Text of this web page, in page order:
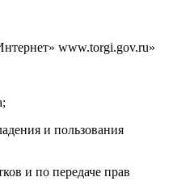
www.torgi.gov.ru»
и пользования
и по передаче прав